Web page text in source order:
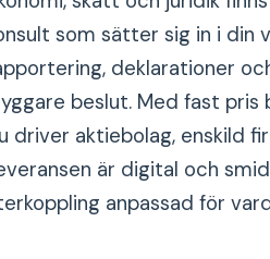
som sätter sig in i
deklarationer
beslut. Med fast pris
driver aktiebolag, enskild
är digital och
anpassad för